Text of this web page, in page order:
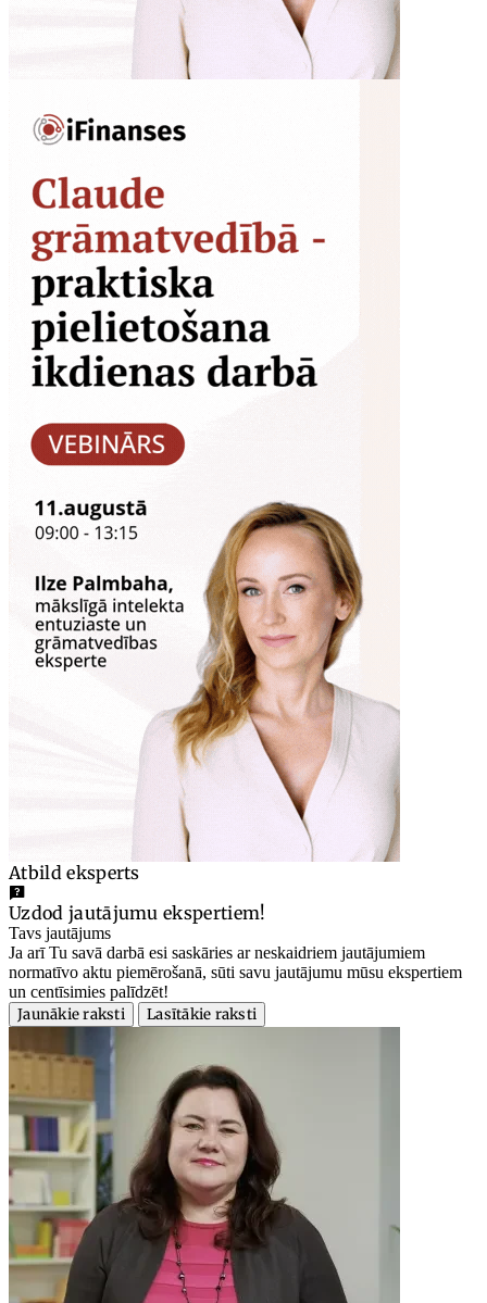
Atbild eksperts
Uzdod jautājumu ekspertiem!
Tavs jautājums
Ja arī Tu savā darbā esi saskāries ar neskaidriem jautājumiem
normatīvo aktu piemērošanā, sūti savu jautājumu mūsu ekspertiem
un centīsimies palīdzēt!
Jaunākie raksti
Lasītākie raksti